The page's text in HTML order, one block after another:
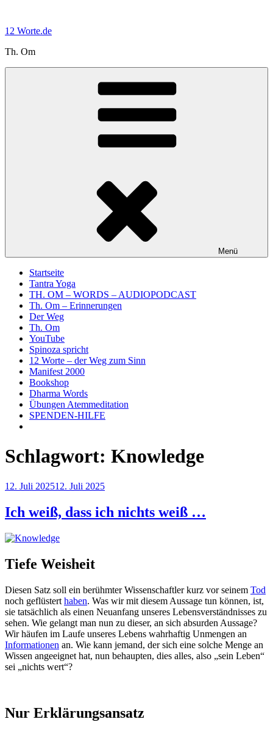
springen
12 Worte.de
Th. Om
Menü
Startseite
Tantra Yoga
TH. OM – WORDS – AUDIOPODCAST
Th. Om – Erinnerungen
Der Weg
Th. Om
YouTube
Spinoza spricht
12 Worte – der Weg zum Sinn
Manifest 2000
Bookshop
Dharma Words
Übungen Atemmeditation
SPENDEN-HILFE
Schlagwort: Knowledge
Veröffentlicht
12. Juli 202512. Juli 2025
Ich weiß, dass ich nichts weiß …
Tiefe Weisheit
Diesen Satz soll ein berühmter Wissenschaftler kurz vor seinem Tod
noch geflüstert haben. Was wir mit diesem Aussage tun können, ist,
sie tatsächlich als einen Neuanfang unseres Lebensverständnisses zu
sehen. Wie gelangt man nun zu dieser, an sich absurden Aussage?
Wir häufen im Laufe unseres Lebens wahrhaftig Unmengen an
Informationen an. Wie kann jemand, der sich eine solche Menge an
Wissen angeeignet hat, nun behaupten, dies alles, also „sein Leben“
sei „nichts wert“?
Nur Erklärungsansatz